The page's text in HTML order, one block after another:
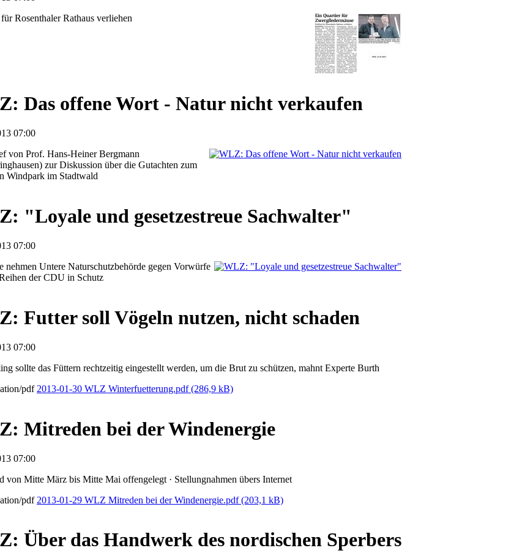
Rosenthaler Rathaus verliehen
Das offene Wort - Natur nicht verkaufen
07:00
von Prof. Hans-Heiner Bergmann
zur Diskussion über die Gutachten zum
Windpark im Stadtwald
"Loyale und gesetzestreue Sachwalter"
07:00
nehmen Untere Naturschutzbehörde gegen Vorwürfe
der CDU in Schutz
Futter soll Vögeln nutzen, nicht schaden
07:00
sollte das Füttern rechtzeitig eingestellt werden, um die Brut zu schützen, mahnt Experte Burth
2013-01-30 WLZ Winterfuetterung.pdf(286,9 kB)
Mitreden bei der Windenergie
07:00
von Mitte März bis Mitte Mai offengelegt · Stellungnahmen übers Internet
2013-01-29 WLZ Mitreden bei der Windenergie.pdf(203,1 kB)
Über das Handwerk des nordischen Sperbers